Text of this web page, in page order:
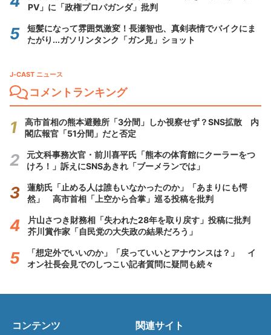
PV」に「政権プロパガンダ」批判
短髪になって雰囲気激変！長瀬智也、真剣表情でバイクにま
たがり...ガソリンタンク「ガン見」ショット
J-CAST ニュース
コメントランキング
高市首相の熊本避難所「3分間」しか視察せず？SNS拡散 内
閣広報官「51分間」だと否定
元文科事務次官・前川喜平氏「熊本の体育館にクーラーをつ
けろ！」訴えにSNSあきれ「ブーメランでは」
蓮舫氏「止める人は誰もいなかったのか」「あまりにも愕
然」 高市首相「上空から合掌」巡る投稿を批判
片山さつき財務相「失われた28年を取り戻す」投稿に批判
芥川賞作家「自民党の大失政の結果だろう」
「想定外でいいのか」「戻っていいとアナウンスは？」 イ
オン社長会見でのしつこい記者質問に疑問も続々
コンテンツ 関連サイト